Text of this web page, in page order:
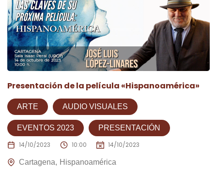
Presentación de la película «Hispanoamérica»
ARTE AUDIO VISUALES
EVENTOS 2023 PRESENTACIÓN
14/10/2023 10:00 14/10/2023
Cartagena Hispanoamérica